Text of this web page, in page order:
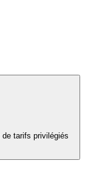
tarifs privilégiés